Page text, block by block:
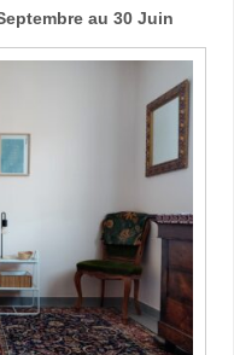
au 30 Juin